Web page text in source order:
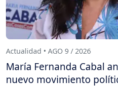
Actualidad • AGO 9 / 2026
María Fernanda Cabal
nuevo movimiento